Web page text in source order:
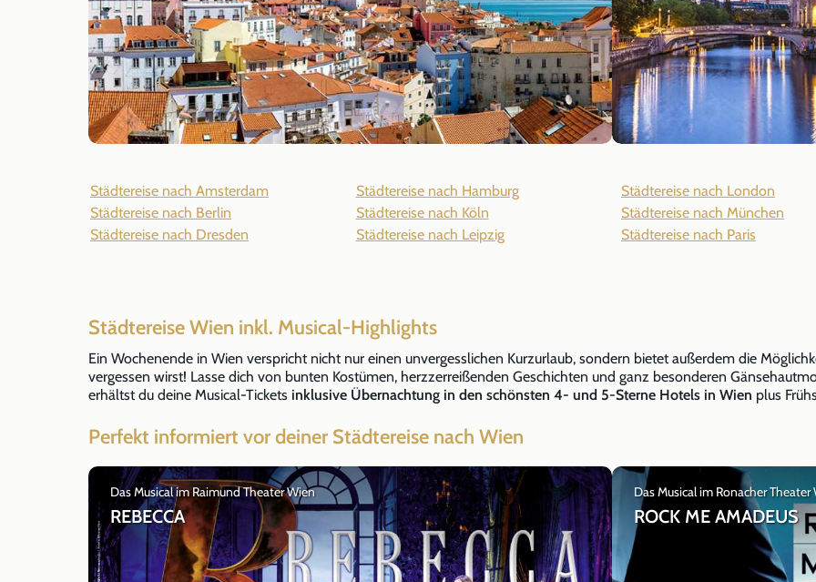
Städtereise nach Amsterdam
Städtereise nach Berlin
Städtereise nach Dresden
Städtereise nach Hamburg
Städtereise nach Köln
Städtereise nach Leipzig
Städtereise nach London
Städtereise nach München
Städtereise nach Paris
Städtereise Wien inkl. Musical-Highlights
Ein Wochenende in Wien verspricht nicht nur einen unvergesslichen Kurzurlaub, sondern bietet außerdem die
vergessen wirst! Lasse dich von bunten Kostümen, herzzerreißenden Geschichten und ganz besonderen
erhältst du deine Musical-Tickets inklusive Übernachtung in den schönsten 4- und 5-Sterne Hotels in Wien plus
Perfekt informiert vor deiner Städtereise nach Wien
Das Musical im Raimund Theater Wien
REBECCA
Das Musical im Ronacher Theater
ROCK ME AMADEUS